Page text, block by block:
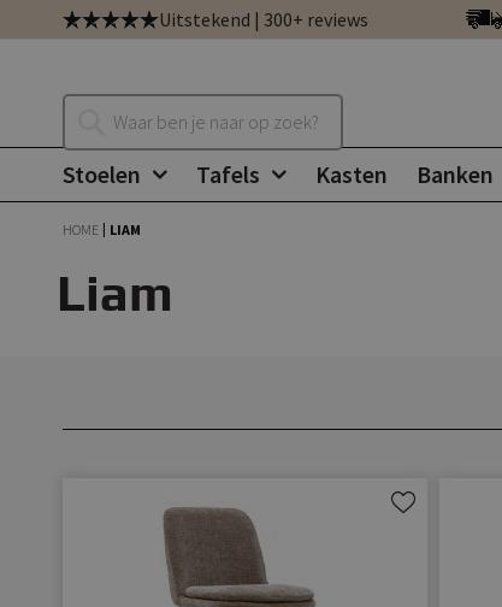
Ga
direct
naar
inhoud
Uitstekend | 300+ reviews
Zoeken
Stoelen Tafels Kasten Banken
HOME LIAM
Liam